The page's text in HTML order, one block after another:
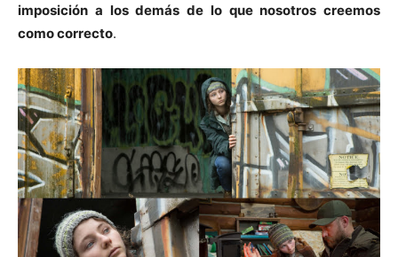
imposición a los demás de lo que nosotros creemos
como correcto.